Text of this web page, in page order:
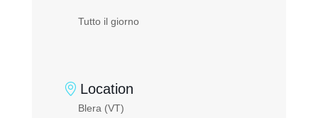
Tutto il giorno
Location
Blera (VT)